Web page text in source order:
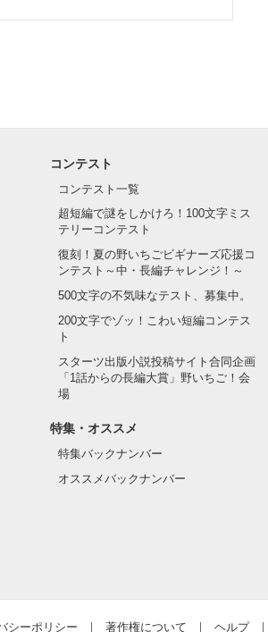
コンテスト
コンテスト一覧
超短編で謎をしかけろ！100文字ミス
テリーコンテスト
復刻！夏の野いちごビギナーズ応援コ
ンテスト～中・長編チャレンジ！～
500文字の不気味なテスト、募集中。
200文字でゾッ！こわい短編コンテス
ト
スターツ出版小説投稿サイト合同企画
「1話からの長編大賞」野いちご！会
場
特集・オススメ
特集バックナンバー
オススメバックナンバー
シーポリシー 著作権について ヘルプ